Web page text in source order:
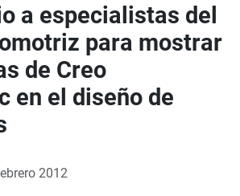
a especialistas del
para mostrar
de Creo
en el diseño de
2012